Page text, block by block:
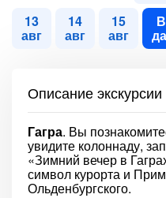
13
авг
14
авг
15
авг
Описание экскурсии
Гагра. Вы
увидите колоннаду,
«Зимний вечер в
символ курорта и
Ольденбургского.